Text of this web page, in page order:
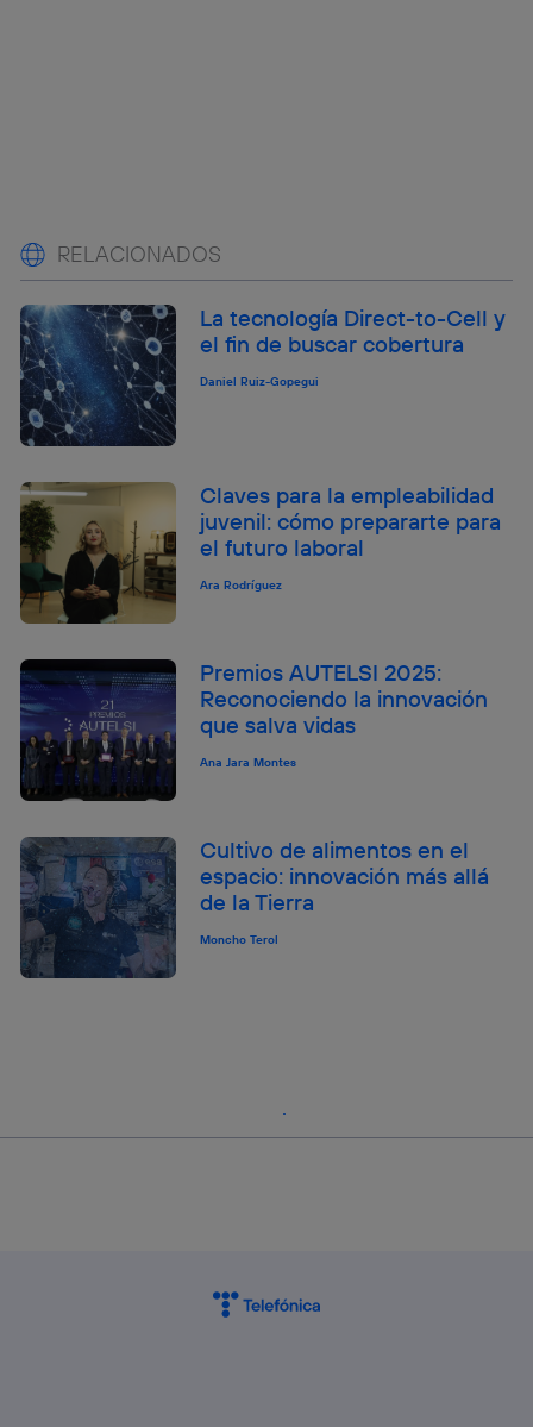
RELACIONADOS
La tecnología Direct-to-Cell y
el fin de buscar cobertura
Daniel Ruiz-Gopegui
Claves para la empleabilidad
juvenil: cómo prepararte para
el futuro laboral
Ara Rodríguez
Premios AUTELSI 2025:
Reconociendo la innovación
que salva vidas
Ana Jara Montes
Cultivo de alimentos en el
espacio: innovación más allá
de la Tierra
Moncho Terol